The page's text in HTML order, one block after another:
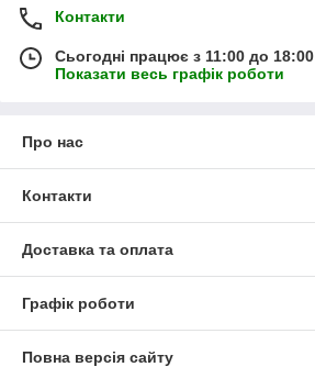
Контакти
Сьогодні працює з 11:00 до 18:00
Показати весь графік роботи
Про нас
Контакти
Доставка та оплата
Графік роботи
Повна версія сайту